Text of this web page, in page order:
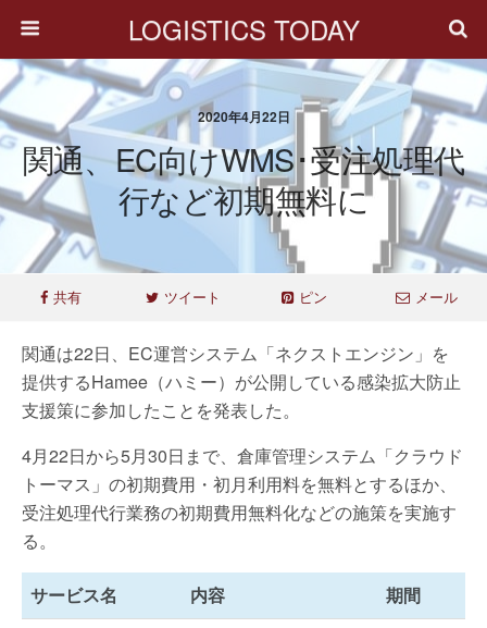
LOGISTICS TODAY
2020年4月22日
関通、EC向けWMS･受注処理代
行など初期無料に
共有 ツイート ピン メール
関通は22日、EC運営システム「ネクストエンジン」を
提供するHamee（ハミー）が公開している感染拡大防止
支援策に参加したことを発表した。
4月22日から5月30日まで、倉庫管理システム「クラウド
トーマス」の初期費用・初月利用料を無料とするほか、
受注処理代行業務の初期費用無料化などの施策を実施す
る。
サービス名 内容
期間